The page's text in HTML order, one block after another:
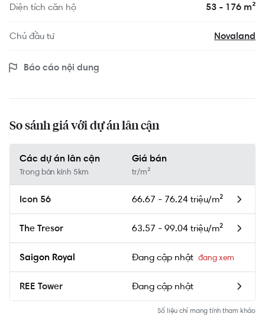
Diện tích căn hộ 53 - 176 m²
Chủ đầu tư Novaland
Báo cáo nội dung
So sánh giá với dự án lân cận
Các dự án lân cận
Trong bán kính 5km
Giá bán
tr/m²
Icon 56 66.67 - 76.24 triệu/m²
The Tresor 63.57 - 99.04 triệu/m²
Saigon Royal Đang cập nhật
REE Tower Đang cập nhật
Số liệu chỉ mang tính tham khảo